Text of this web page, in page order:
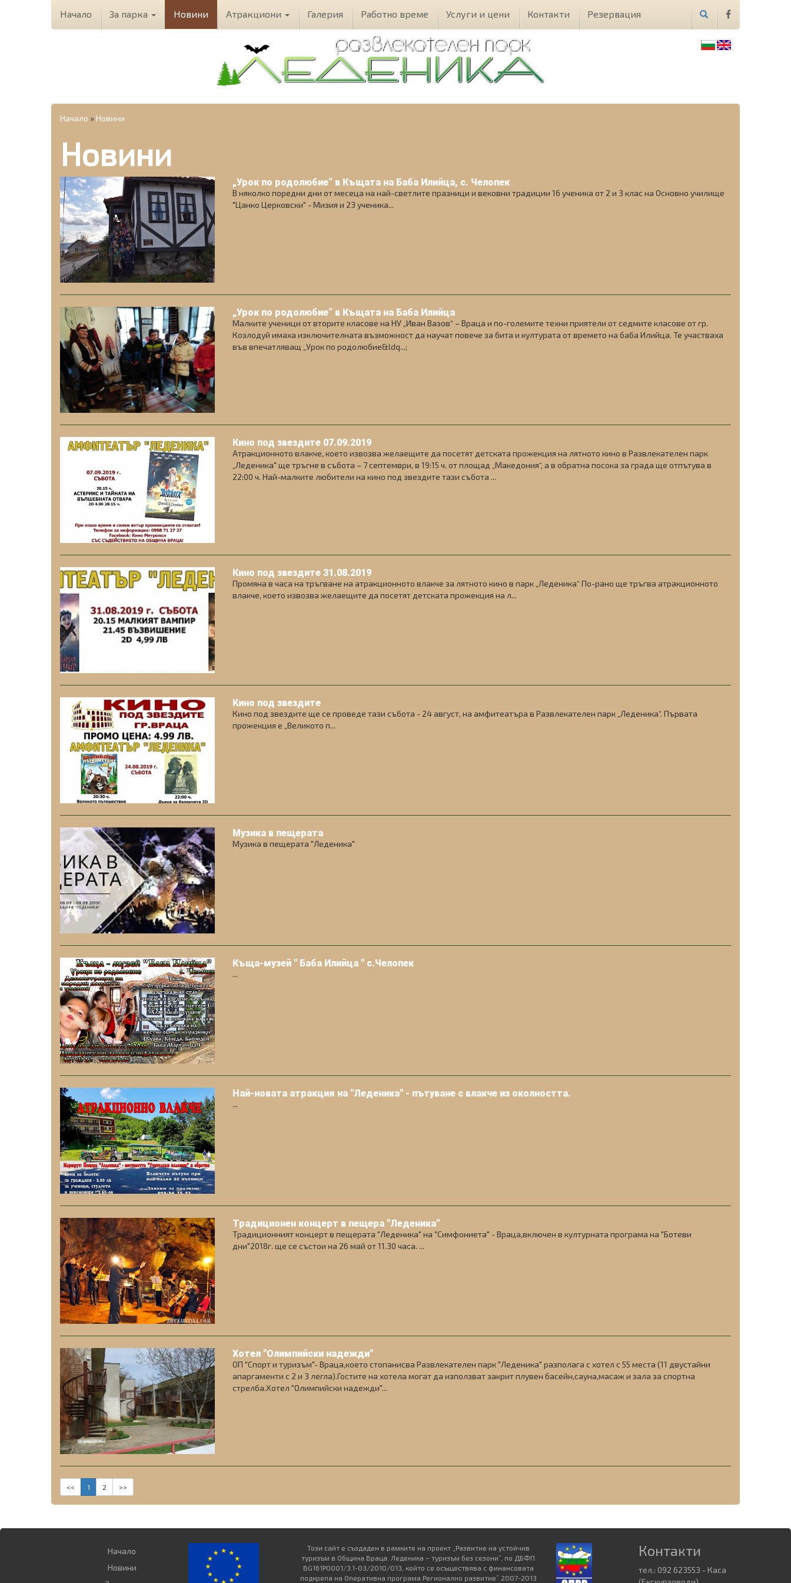
Начало За парка Новини Атракциoни Галерия Работно време Услуги и цени Контакти Резервация
Начало »Новини
Новини
„Урок по родолюбие“ в Къщата на Баба Илийца, с. Челопек
В няколко поредни дни от месеца на най-светлите празници и вековни традиции 16 ученика от 2 и 3 клас на Основно училище
"Цанко Церковски" - Мизия и 23 ученика...
„Урок по родолюбие“ в Къщата на Баба Илийца
Малките ученици от вторите класове на НУ „Иван Вазов“ – Враца и по-големите техни приятели от седмите класове от гр.
Козлодуй имаха изключителната възможност да научат повече за бита и културата от времето на баба Илийца. Те участваха
във впечатляващ „Урок по родолюбие&ldq...;
Кино под звездите 07.09.2019
Атракционното влакче, което извозва желаещите да посетят детската прожекция на лятното кино в Развлекателен парк
„Леденика" ще тръгне в събота – 7 септември, в 19:15 ч. от площад „Македония“, а в обратна посока за града ще отпътува в
22:00 ч. Най-малките любители на кино под звездите тази събота ...
Кино под звездите 31.08.2019
Промяна в часа на тръгване на атракционното влакче за лятното кино в парк „Леденика“ По-рано ще тръгва атракционното
влакче, което извозва желаещите да посетят детската прожекция на л...
Кино под звездите
Кино под звездите ще се проведе тази събота - 24 август, на амфитеатъра в Развлекателен парк „Леденика“. Първата
прожекция е „Великото п...
Музика в пещерата
Музика в пещерата "Леденика"
Къща-музей " Баба Илийца " с.Челопек
...
Най-новата атракция на "Леденика" - пътуване с влакче из околността.
...
Традиционен концерт в пещера "Леденика"
Традиционният концерт в пещерата "Леденика" на "Симфониета" - Враца,включен в културната програма на "Ботеви
дни"2018г. ще се състои на 26 май от 11.30 часа. ...
Хотел "Олимпийски надежди"
ОП "Спорт и туризъм"- Враца,което стопанисва Развлекателен парк "Леденика" разполага с хотел с 55 места (11 двустайни
апаргаменти с 2 и 3 легла).Гостите на хотела могат да използват закрит плувен басейн,сауна,масаж и зала за спортна
стрелба.Хотел "Олимпийски надежди"...
<< 1 2 >>
Начало
Новини
Този сайт е създаден в рамките на проект „Развитие на устойчив
туризъм в Община Враца. Леденика – туризъм без сезони”, по ДБФП
BG161PO001/3.1-03/2010/013, който се осъществява с финансовата
подкрепа на Оперативна програма Регионално развитие” 2007-2013
Контакти
тел.: 092 623553 - Каса